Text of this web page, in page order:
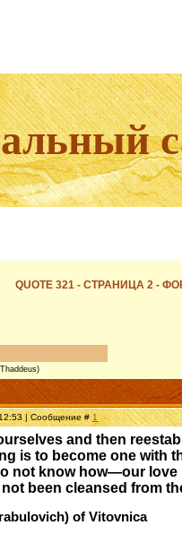
QUOTE 321 - СТРАНИЦА 2 -
| Сообщение #1
and then
is to become one with
not know how—our
been cleansed from
of Vitovnica